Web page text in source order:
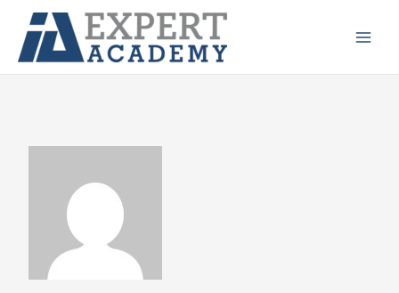
conteúdo
Menu